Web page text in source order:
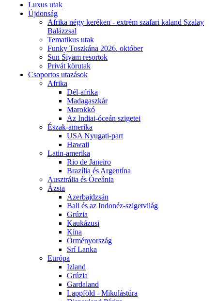
Luxus utak
Újdonság
Afrika négy keréken - extrém szafari kaland Szalay
Balázzsal
Tematikus utak
Funky Toszkána 2026. október
Sun Siyam resortok
Privát körutak
Csoportos utazások
Afrika
Dél-afrika
Madagaszkár
Marokkó
Az Indiai-óceán szigetei
Észak-amerika
USA Nyugati-part
Hawaii
Latin-amerika
Rio de Janeiro
Brazília és Argentína
Ausztrália és Óceánia
Ázsia
Azerbajdzsán
Bali és az Indonéz-szigetvilág
Grúzia
Kaukázusi
Kína
Örményország
Srí Lanka
Európa
Izland
Grúzia
Gardaland
Lappföld - Mikulástúra